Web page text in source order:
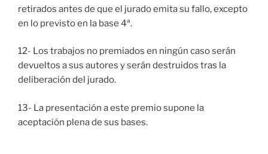
retirados antes de que el jurado emita su fallo, excepto
en lo previsto en la base 4ª.
12- Los trabajos no premiados en ningún caso serán
devueltos a sus autores y serán destruidos tras la
deliberación del jurado.
13- La presentación a este premio supone la
aceptación plena de sus bases.